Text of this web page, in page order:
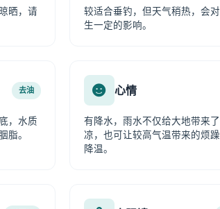
晒，请
较适合垂钓，但天气稍热，会
生一定的影响。
去油
，水质
脂。
心情
有降水，雨水不仅给大地带来
凉，也可让较高气温带来的烦
降温。